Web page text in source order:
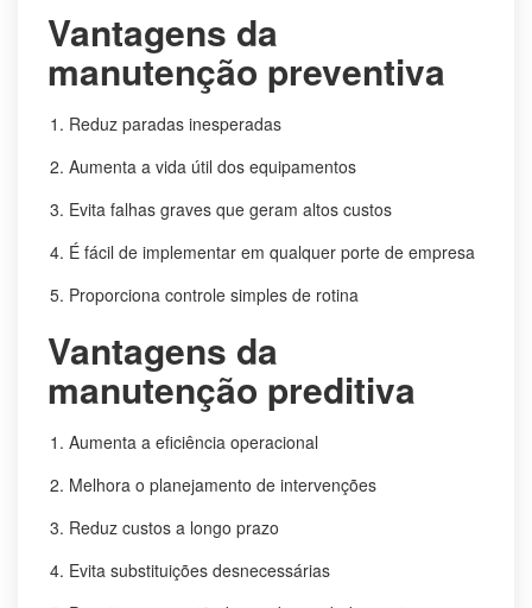
Vantagens da
manutenção preventiva
Reduz paradas inesperadas
Aumenta a vida útil dos equipamentos
Evita falhas graves que geram altos custos
É fácil de implementar em qualquer porte de empresa
Proporciona controle simples de rotina
Vantagens da
manutenção preditiva
Aumenta a eficiência operacional
Melhora o planejamento de intervenções
Reduz custos a longo prazo
Evita substituições desnecessárias